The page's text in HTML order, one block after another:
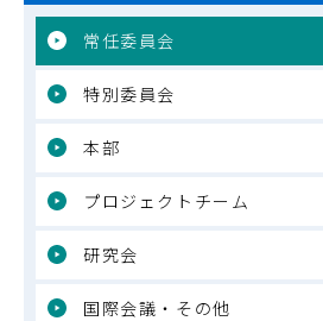
常任委員会
特別委員会
本部
プロジェクトチーム
研究会
国際会議・その他